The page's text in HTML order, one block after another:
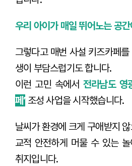
우리 아이가 매일 뛰어노는 공
그렇다고 매번 사설 키즈카페
생이 부담스럽기도 합니다.
이런 고민 속에서 전라남도 영
페’ 조성 사업을 시작했습니다.
날씨가 환경에 크게 구애받지
교적 안전하게 머물 수 있는
취지입니다.